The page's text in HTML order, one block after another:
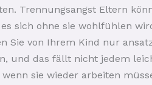
Trennungsangst Eltern
sich ohne sie wohlfühlen
Sie von Ihrem Kind nur
und das fällt nicht jedem
sie wieder arbeiten